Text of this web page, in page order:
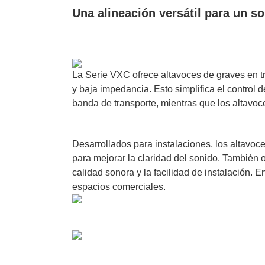
Software VMS y Analíticas
EPCOM CloudHIKVISION
Accesorios Intercomunicadores
Una alineación versátil para un
La Serie VXC ofrece altavoces de graves en
y baja impedancia. Esto simplifica el control
banda de transporte, mientras que los
Desarrollados para instalaciones, los
para mejorar la claridad del sonido. También
calidad sonora y la facilidad de instalación.
espacios comerciales.